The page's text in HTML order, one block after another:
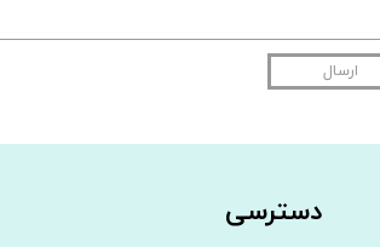
ارسال
دسترسی